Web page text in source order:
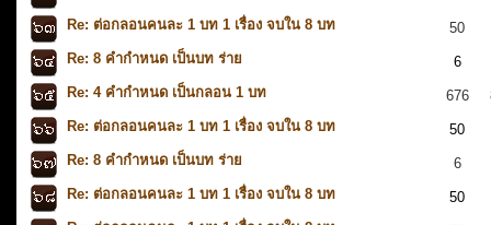
Re: ต่อกลอนคนละ 1 บท 1 เรื่อง จบใน 8 บท
50
Re: 8 คำกำหนด เป็นบท ร่าย
6
Re: 4 คำกำหนด เป็นกลอน 1 บท
676
Re: ต่อกลอนคนละ 1 บท 1 เรื่อง จบใน 8 บท
50
Re: 8 คำกำหนด เป็นบท ร่าย
6
Re: ต่อกลอนคนละ 1 บท 1 เรื่อง จบใน 8 บท
50